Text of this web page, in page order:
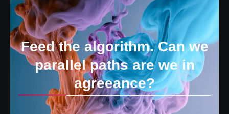
Feed the algorithm. Can we
parallel paths are we in
agreeance?